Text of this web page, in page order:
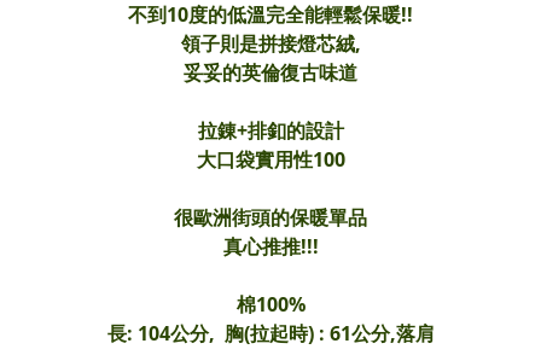
不到10度的低溫完全能輕鬆保暖!!
領子則是拼接燈芯絨,
妥妥的英倫復古味道
拉錬+排釦的設計
大口袋實用性100
很歐洲街頭的保暖單品
真心推推!!!
棉100%
長: 104公分, 胸(拉起時) : 61公分,落肩